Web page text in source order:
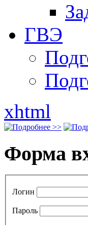
ГВЭ
xhtml
Форма
Логин
Пароль